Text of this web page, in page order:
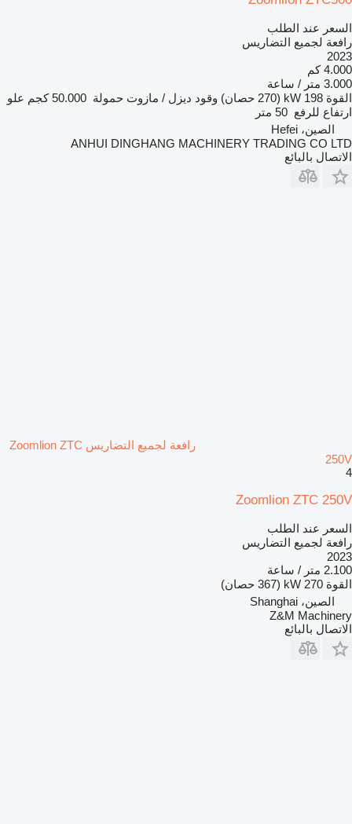
السعر عند الطلب
رافعة لجميع التضاريس
2023
4.000 كم
3.000 متر / ساعة
القوة 198 kW (270 حصان) وقود ديزل / مازوت حمولة 50.000 كجم
علو
ارتفاع للرفع 50 متر
الصين، Hefei
ANHUI DINGHANG MACHINERY TRADING CO LTD
الاتصال بالبائع
رافعة لجميع التضاريس Zoomlion ZTC
250V
4
Zoomlion ZTC 250V
السعر عند الطلب
رافعة لجميع التضاريس
2023
2.100 متر / ساعة
القوة 270 kW (367 حصان)
الصين، Shanghai
Z&M Machinery
الاتصال بالبائع